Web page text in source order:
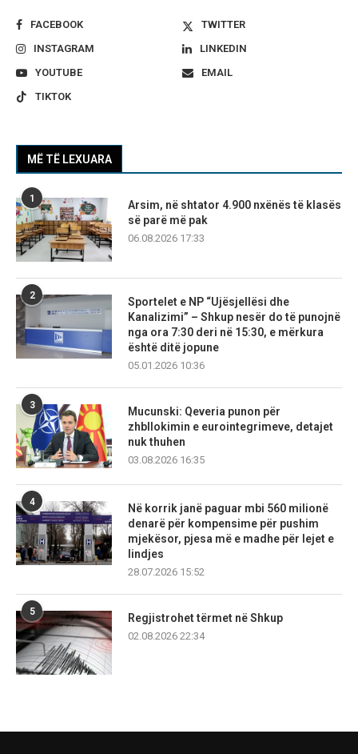
FACEBOOK
TWITTER
INSTAGRAM
LINKEDIN
YOUTUBE
EMAIL
TIKTOK
MË TË LEXUARA
1
Arsim, në shtator 4.900 nxënës të klasës
së parë më pak
06.08.2026 17:33
2
Sportelet e NP “Ujësjellësi dhe
Kanalizimi” – Shkup nesër do të punojnë
nga ora 7:30 deri në 15:30, e mërkura
është ditë jopune
05.01.2026 10:36
3
Mucunski: Qeveria punon për
zhbllokimin e eurointegrimeve, detajet
nuk thuhen
03.08.2026 16:35
4
Në korrik janë paguar mbi 560 milionë
denarë për kompensime për pushim
mjekësor, pjesa më e madhe për lejet e
lindjes
28.07.2026 15:52
5
Regjistrohet tërmet në Shkup
02.08.2026 22:34